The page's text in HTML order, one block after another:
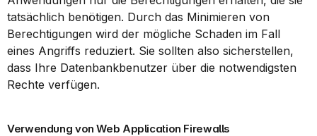
tatsächlich benötigen. Durch das Minimieren von
Berechtigungen wird der mögliche Schaden im Fall
eines Angriffs reduziert. Sie sollten also sicherstellen,
dass Ihre Datenbankbenutzer über die notwendigsten
Rechte verfügen.
Verwendung von Web Application Firewalls